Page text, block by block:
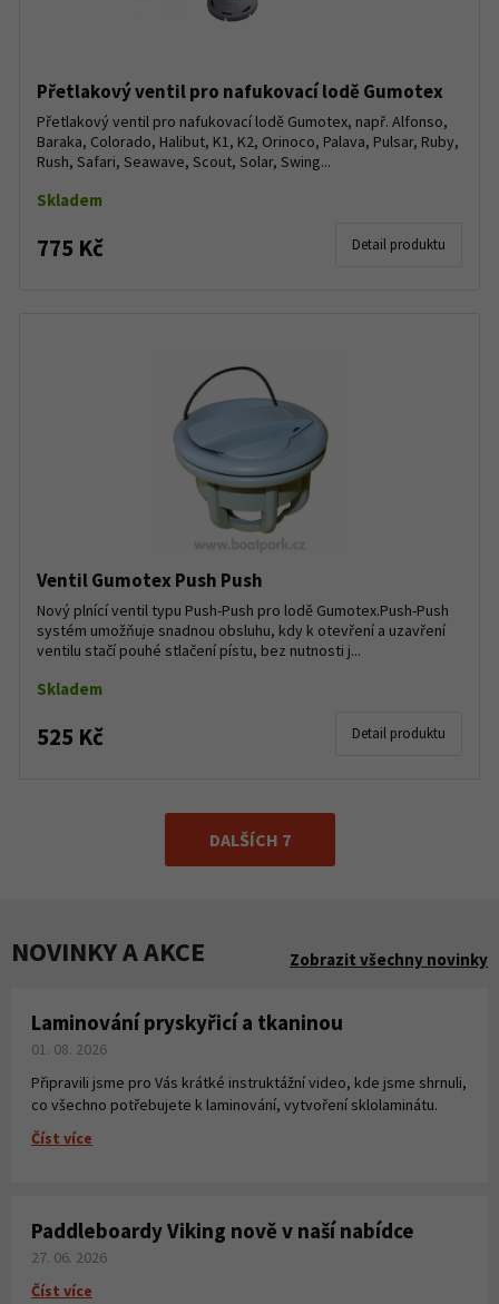
Přetlakový ventil pro nafukovací lodě Gumotex
Přetlakový ventil pro nafukovací lodě Gumotex, např. Alfonso,
Baraka, Colorado, Halibut, K1, K2, Orinoco, Palava, Pulsar, Ruby,
Rush, Safari, Seawave, Scout, Solar, Swing...
Skladem
775 Kč Detail produktu
Ventil Gumotex Push Push
Nový plnící ventil typu Push-Push pro lodě Gumotex.Push-Push
systém umožňuje snadnou obsluhu, kdy k otevření a uzavření
ventilu stačí pouhé stlačení pístu, bez nutnosti j...
Skladem
525 Kč Detail produktu
DALŠÍCH 7
NOVINKY A AKCE Zobrazit všechny novinky
Laminování pryskyřicí a tkaninou
01. 08. 2026
Připravili jsme pro Vás krátké instruktážní video, kde jsme shrnuli,
co všechno potřebujete k laminování, vytvoření sklolaminátu.
Číst více
Paddleboardy Viking nově v naší nabídce
27. 06. 2026
Číst více